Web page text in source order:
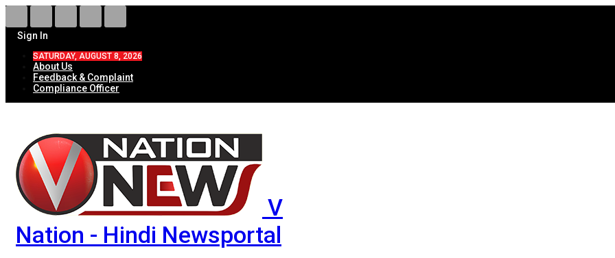
Sign In
SATURDAY, AUGUST 8, 2026
About Us
Feedback & Complaint
Compliance Officer
V
Nation - Hindi Newsportal